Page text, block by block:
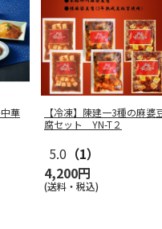
華
【冷凍】陳建一3種の麻婆
腐セット YN-T２
5.0 （1）
4,200円
(送料・税込)